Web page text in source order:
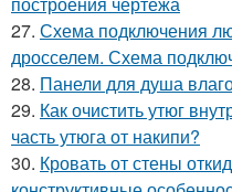
27. Схема подключения
дросселем. Схема
28. Панели для душа
29. Как очистить утюг
часть утюга от накипи?
30. Кровать от стены